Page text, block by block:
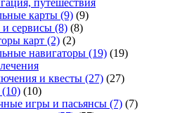
путешествия
карты (9) (9)
сервисы (8) (8)
карт (2) (2)
навигаторы (19) (19)
и квесты (27) (27)
(10) (10)
игры и пасьянсы (7) (7)